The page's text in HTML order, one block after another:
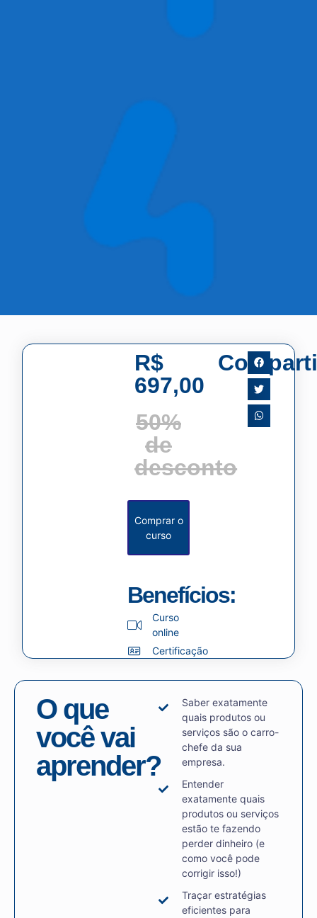
O que
você vai
aprender?
Saber exatamente
quais produtos ou
serviços são o carro-
chefe da sua
empresa.
Entender
exatamente quais
produtos ou serviços
estão te fazendo
perder dinheiro (e
como você pode
corrigir isso!)
Traçar estratégias
eficientes para
R$
697,00
50%
de
desconto
Comprar o
curso
Benefícios:
Curso
online
Certificação